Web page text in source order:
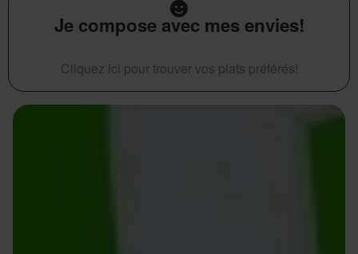
Je compose avec mes envies!
Cliquez ici pour trouver vos plats préférés!